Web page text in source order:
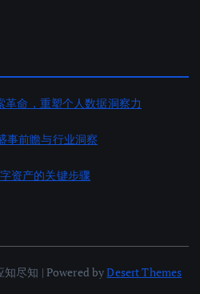
命，重塑个人数据洞察力
事前瞻与行业洞察
资产的关键步骤
尽知 | Powered byDesert Themes